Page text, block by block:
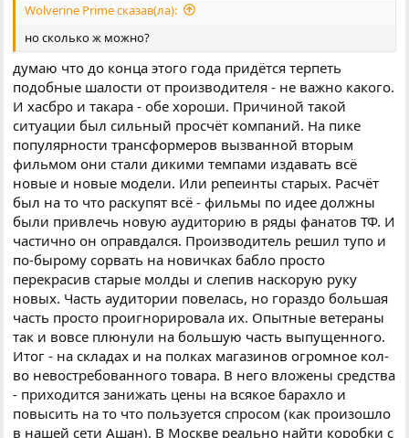
Wolverine Prime сказав(ла):
но сколько ж можно?
думаю что до конца этого года придётся терпеть
подобные шалости от производителя - не важно какого.
И хасбро и такара - обе хороши. Причиной такой
ситуации был сильный просчёт компаний. На пике
популярности трансформеров вызванной вторым
фильмом они стали дикими темпами издавать всё
новые и новые модели. Или репеинты старых. Расчёт
был на то что раскупят всё - фильмы по идее должны
были привлечь новую аудиторию в ряды фанатов ТФ. И
частично он оправдался. Производитель решил тупо и
по-бырому сорвать на новичках бабло просто
перекрасив старые молды и слепив наскорую руку
новых. Часть аудитории повелась, но гораздо большая
часть просто проигнорировала их. Опытные ветераны
так и вовсе плюнули на большую часть выпущенного.
Итог - на складах и на полках магазинов огромное кол-
во невостребованного товара. В него вложены средства
- приходится занижать цены на всякое барахло и
повысить на то что пользуется спросом (как произошло
в нашей сети Ашан). В Москве реально найти коробки с